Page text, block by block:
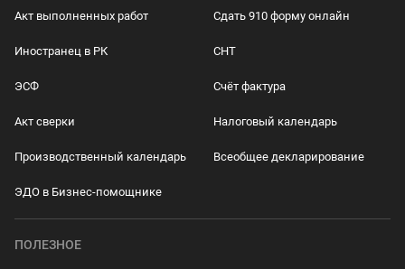
Акт выполненных работ Сдать 910 форму онлайн
Иностранец в РК СНТ
ЭСФ Счёт фактура
Акт сверки Налоговый календарь
Производственный календарь Всеобщее декларирование
ЭДО в Бизнес-помощнике
ПОЛЕЗНОЕ